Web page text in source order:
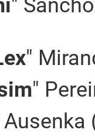
"
"
"
Ausenka